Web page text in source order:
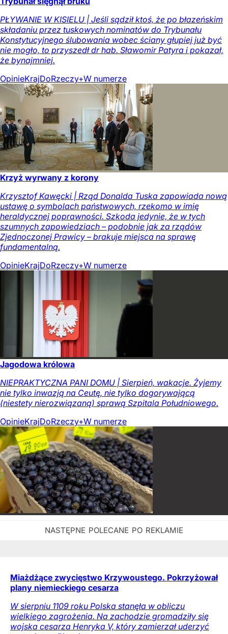
PŁYWANIE W KISIELU | Jeśli sądził ktoś, że po błazeńskim
składaniu przez tuskowych nominatów do Trybunału
Konstytucyjnego ślubowania wobec ściany głupiej już być
nie mogło, to przyszedł dr hab. Sławomir Patyra i pokazał,
że bynajmniej.
OpinieKrajDoRzeczy+W numerze
Krzyż wyrwany z korony
Krzysztof Kawęcki | Rząd Donalda Tuska zapowiada nową
ustawę o symbolach państwowych, rzekomo w imię
heraldycznej poprawności. Szkoda jedynie, że w tych
szumnych zapowiedziach – podobnie jak za rządów
Zjednoczonej Prawicy – brakuje miejsca na sprawę
fundamentalną.
OpinieKrajDoRzeczy+W numerze
Jagodowa królowa
NIEPRAKTYCZNA PANI DOMU | Sierpień, wakacje. Żyjemy
nie tylko inwazją na Ceutę, nie tylko dogorywającą
(niestety nierozwiązaną) sprawą Szpitala Południowego.
OpinieKrajDoRzeczy+W numerze
Miażdżące zwycięstwo Krzywoustego. Pokrzyżował
plany niemieckiego cesarza
W sierpniu 1109 roku Polska stanęła w obliczu
wielkiego zagrożenia. Na zachodzie gromadziły się
wojska cesarza Henryka V, który zamierzał uderzyć